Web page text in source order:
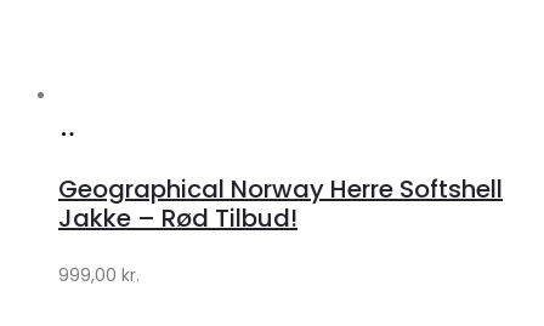
Klædeskabet.dk
Geographical Norway Herre Softshell
Jakke – Rød Tilbud!
999,00 kr.